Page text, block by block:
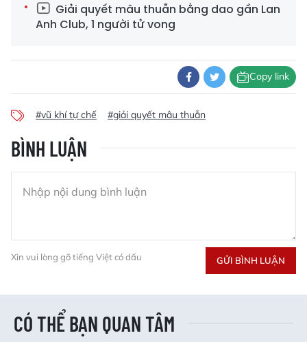
Giải quyết mâu thuẫn bằng dao gần Lan
Anh Club, 1 người tử vong
Copy link
#vũ khí tự chế #giải quyết mâu thuẫn
BÌNH LUẬN
Xin vui lòng gõ tiếng Việt có dấu GỬI BÌNH LUẬN
CÓ THỂ BẠN QUAN TÂM